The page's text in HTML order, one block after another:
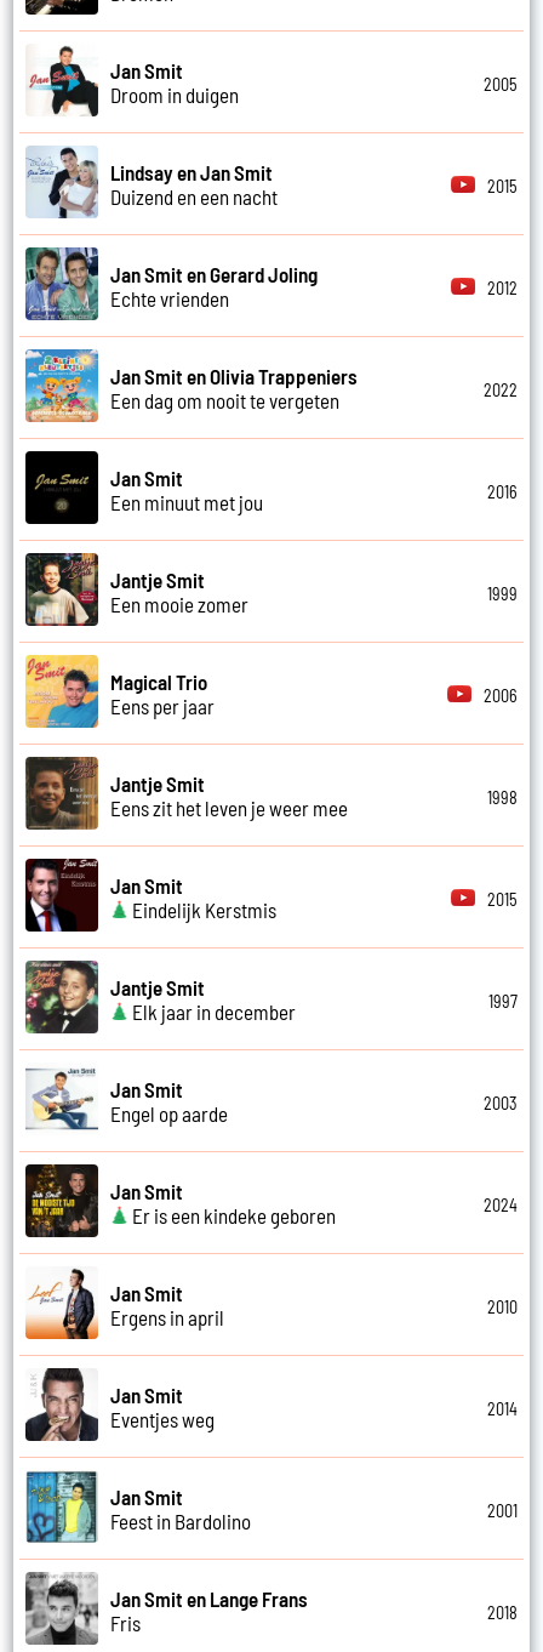
Jan Smit
Droom in duigen
2005
Lindsay en Jan Smit
Duizend en een nacht
2015
Jan Smit en Gerard Joling
Echte vrienden
2012
Jan Smit en Olivia Trappeniers
Een dag om nooit te vergeten
2022
Jan Smit
Een minuut met jou
2016
Jantje Smit
Een mooie zomer
1999
Magical Trio
Eens per jaar
2006
Jantje Smit
Eens zit het leven je weer mee
1998
Jan Smit
Eindelijk Kerstmis
2015
Jantje Smit
Elk jaar in december
1997
Jan Smit
Engel op aarde
2003
Jan Smit
Er is een kindeke geboren
2024
Jan Smit
Ergens in april
2010
Jan Smit
Eventjes weg
2014
Jan Smit
Feest in Bardolino
2001
Jan Smit en Lange Frans
Fris
2018